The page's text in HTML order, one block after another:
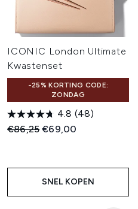
ICONIC London Ultimate
Kwastenset
-25% KORTING CODE:
ZONDAG
4.8 (48)
Recommended Retail Price:
€86,25Huidige prijs:
€69,00
SNEL KOPEN